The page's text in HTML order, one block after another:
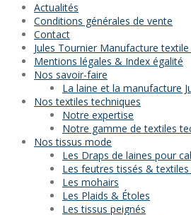
Actualités
Conditions générales de vente
Contact
Jules Tournier Manufacture
Mentions légales & Index égalité
Nos savoir-faire
La laine et la manufacture
Nos textiles techniques
Notre expertise
Notre gamme de textiles
Nos tissus mode
Les Draps de laines pour
Les feutres tissés &
Les mohairs
Les Plaids & Étoles
Les tissus peignés